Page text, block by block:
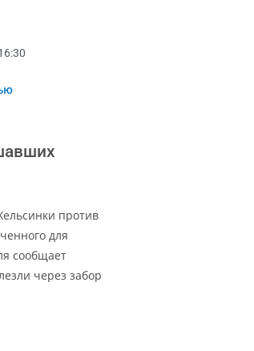
против
для
сообщает
через забор